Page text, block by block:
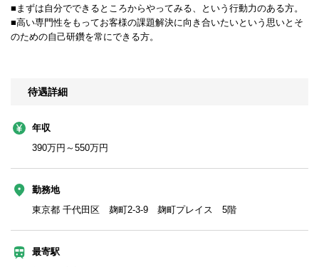
■まずは自分でできるところからやってみる、という行動力のある方。
■高い専門性をもってお客様の課題解決に向き合いたいという思いとそ
のための自己研鑽を常にできる方。
待遇詳細
年収
390万円～550万円
勤務地
東京都 千代田区 麹町2-3-9 麹町プレイス 5階
最寄駅